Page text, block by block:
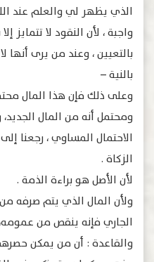
الذي يظهر لي والعلم عند
واجبة ، لأن النقود لا تتمايز
بالتعيين ، وعند من يرى أنها
بالنية –
وعلى ذلك فإن هذا المال
ومحتمل أنه من المال
الاحتمال المساوي ، رجعنا
الزكاة .
لأن الأصل هو براءة الذمة .
ولأن المال الذي يتم صرفه
الجاري فإنه ينقص من
والقاعدة : أن من يمكن